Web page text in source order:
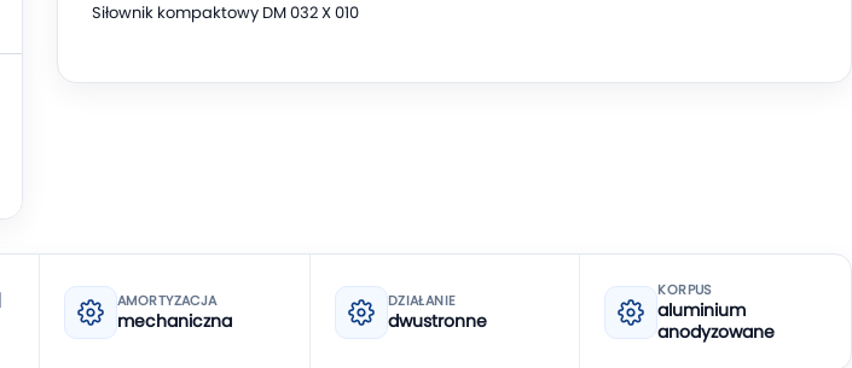
Siłownik kompaktowy DM 032 X 010
AMORTYZACJA
mechaniczna
DZIAŁANIE
dwustronne
KORPUS
aluminium
anodyzowane